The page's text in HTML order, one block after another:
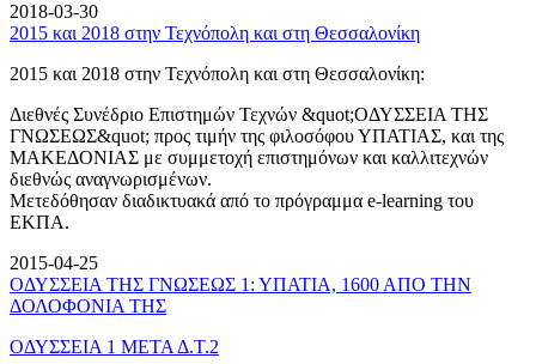
2018-03-30
2015 και 2018 στην Τεχνόπολη και στη Θεσσαλονίκη
2015 και 2018 στην Τεχνόπολη και στη Θεσσαλονίκη:
Διεθνές Συνέδριο Επιστημών Τεχνών &quot;ΟΔΥΣΣΕΙΑ ΤΗΣ
ΓΝΩΣΕΩΣ&quot; προς τιμήν της φιλοσόφου ΥΠΑΤΙΑΣ, και της
ΜΑΚΕΔΟΝΙΑΣ με συμμετοχή επιστημόνων και καλλιτεχνών
διεθνώς αναγνωρισμένων.
Μετεδόθησαν διαδικτυακά από το πρόγραμμα e-learning του
ΕΚΠΑ.
2015-04-25
ΟΔΥΣΣΕΙΑ ΤΗΣ ΓΝΩΣΕΩΣ 1: ΥΠΑΤΙΑ, 1600 ΑΠΟ ΤΗΝ
ΔΟΛΟΦΟΝΙΑ ΤΗΣ
ΟΔΥΣΣΕΙΑ 1 ΜΕΤΑ Δ.Τ.2